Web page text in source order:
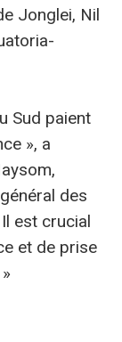
Jonglei, Nil
Sud paient
», a
des
est crucial
et de prise